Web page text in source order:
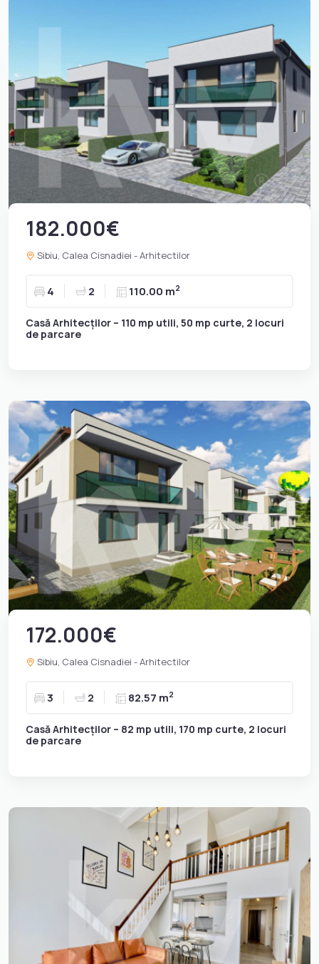
182.000€
Sibiu, Calea Cisnadiei - Arhitectilor
4 2 110.00 m2
Casă Arhitecților – 110 mp utili, 50 mp curte, 2 locuri
de parcare
172.000€
Sibiu, Calea Cisnadiei - Arhitectilor
3 2 82.57 m2
Casă Arhitecților – 82 mp utili, 170 mp curte, 2 locuri
de parcare